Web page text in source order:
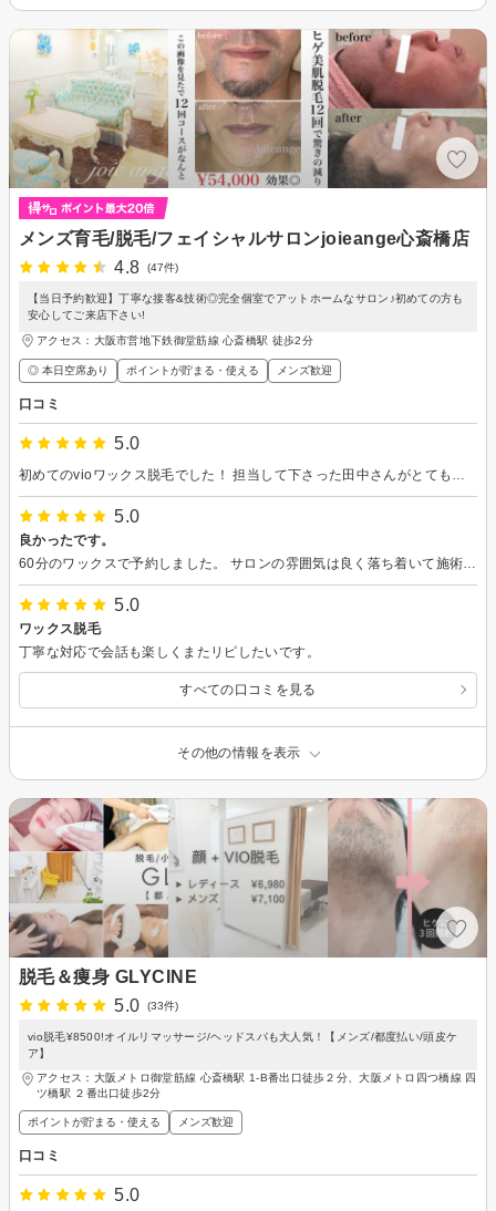
メンズ育毛/脱毛/フェイシャルサロンjoieange心斎橋店
4.8
(47件)
【当日予約歓迎】丁寧な接客&技術◎完全個室でアットホームなサロン♪初めての方も
安心してご来店下さい!
アクセス：大阪市営地下鉄御堂筋線 心斎橋駅 徒歩2分
◎ 本日空席あり ポイントが貯まる・使える メンズ歓迎
口コミ
5.0
5.0
良かったです。
5.0
ワックス脱毛
丁寧な対応で会話も楽しくまたリピしたいです。
すべての口コミを見る
その他の情報を表示
脱毛＆痩身 GLYCINE
5.0
(33件)
vio脱毛¥8500!オイルリマッサージ/ヘッドスパも大人気！【メンズ/都度払い/頭皮ケ
ア】
アクセス：大阪メトロ御堂筋線 心斎橋駅 1-B番出口徒歩２分、大阪メトロ四つ橋線 四
ツ橋駅 ２番出口徒歩2分
ポイントが貯まる・使える メンズ歓迎
口コミ
5.0